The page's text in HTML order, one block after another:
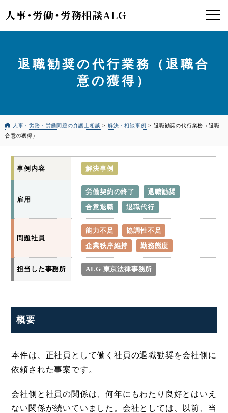
人事・労働・労務相談ALG
退職勧奨の代行業務（退職合
意の獲得）
人事・労務・労働問題の弁護士相談 >解決・相談事例 >退職勧奨の代行業務（退職
合意の獲得）
事例内容 解決事例
雇用
労働契約の終了
退職勧奨
合意退職
退職代行
問題社員
能力不足
協調性不足
企業秩序維持
勤務態度
担当した事務所 ALG 東京法律事務所
概要
本件は、正社員として働く社員の退職勧奨を会社側に
依頼された事案です。
会社側と社員の関係は、何年にもわたり良好とはいえ
ない関係が続いていました。会社としては、以前、当